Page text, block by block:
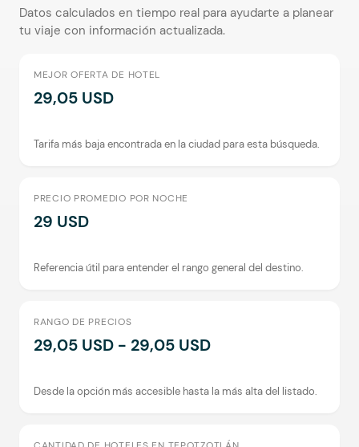
Datos calculados en tiempo real para ayudarte a planear
tu viaje con información actualizada.
MEJOR OFERTA DE HOTEL
29,05 USD
Tarifa más baja encontrada en la ciudad para esta búsqueda.
PRECIO PROMEDIO POR NOCHE
29 USD
Referencia útil para entender el rango general del destino.
RANGO DE PRECIOS
29,05 USD - 29,05 USD
Desde la opción más accesible hasta la más alta del listado.